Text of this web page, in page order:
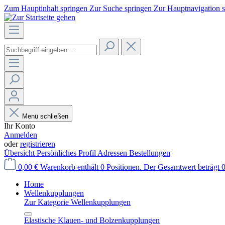
Zum Hauptinhalt springen Zur Suche springen Zur Hauptnavigation
Menü schließen
Ihr Konto
Anmelden
oderregistrieren
Übersicht Persönliches Profil Adressen Bestellungen
0,00 € Warenkorb enthält 0 Positionen. Der Gesamtwert beträgt
Home
Wellenkupplungen
Zur Kategorie Wellenkupplungen
Elastische Klauen- und Bolzenkupplungen